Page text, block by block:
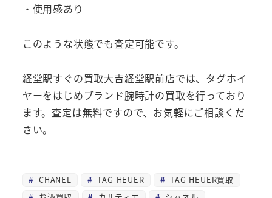
・使用感あり
このような状態でも査定可能です。
経堂駅すぐの買取大吉経堂駅前店では、タグホイ
ヤーをはじめブランド腕時計の買取を行っており
ます。査定は無料ですので、お気軽にご相談くだ
さい。
CHANEL TAG HEUER
TAG HEUER買取